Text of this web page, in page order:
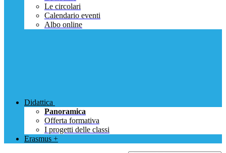
Le circolari
Calendario eventi
Albo online
Didattica
Panoramica
Offerta formativa
I progetti delle classi
Erasmus +